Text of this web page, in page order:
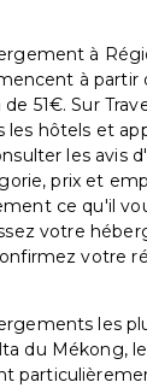
à
à partir
51€. Sur
les hôtels et
les avis
prix et
ce qu'il
votre
votre
les
du Mékong,